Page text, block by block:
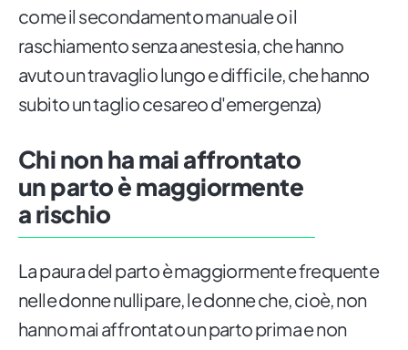
come il secondamento manuale o il
raschiamento senza anestesia, che hanno
avuto un travaglio lungo e difficile, che hanno
subito un taglio cesareo d'emergenza)
Chi non ha mai affrontato
un parto è maggiormente
a rischio
La paura del parto è maggiormente frequente
nelle donne nullipare, le donne che, cioè, non
hanno mai affrontato un parto prima e non